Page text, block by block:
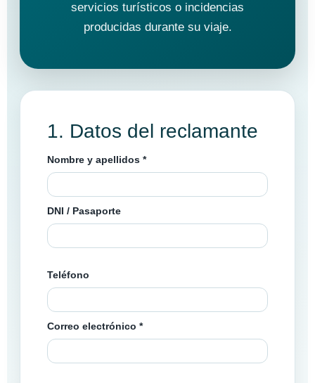
servicios turísticos o incidencias
producidas durante su viaje.
1. Datos del reclamante
Nombre y apellidos *
DNI / Pasaporte
Teléfono
Correo electrónico *